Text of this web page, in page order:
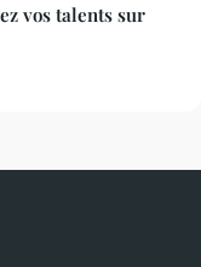
vos talents sur